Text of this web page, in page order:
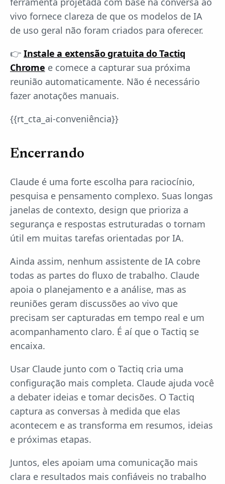
vivo fornece clareza de que os modelos de IA
de uso geral não foram criados para oferecer.
👉 Instale a extensão gratuita do Tactiq
Chrome e comece a capturar sua próxima
reunião automaticamente. Não é necessário
fazer anotações manuais.
{{rt_cta_ai-conveniência}}
Encerrando
Claude é uma forte escolha para raciocínio,
pesquisa e pensamento complexo. Suas longas
janelas de contexto, design que prioriza a
segurança e respostas estruturadas o tornam
útil em muitas tarefas orientadas por IA.
Ainda assim, nenhum assistente de IA cobre
todas as partes do fluxo de trabalho. Claude
apoia o planejamento e a análise, mas as
reuniões geram discussões ao vivo que
precisam ser capturadas em tempo real e um
acompanhamento claro. É aí que o Tactiq se
encaixa.
Usar Claude junto com o Tactiq cria uma
configuração mais completa. Claude ajuda você
a debater ideias e tomar decisões. O Tactiq
captura as conversas à medida que elas
acontecem e as transforma em resumos, ideias
e próximas etapas.
Juntos, eles apoiam uma comunicação mais
clara e resultados mais confiáveis no trabalho